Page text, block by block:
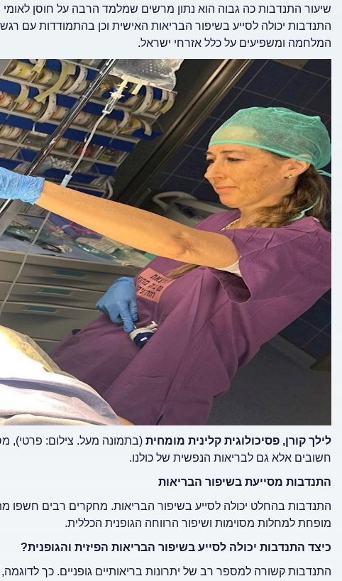
שיעור התנדבות כה גבוה הוא נתון מרשים שמלמד הרבה על חוסן
התנדבות יכולה לסייע בשיפור הבריאות האישית וכן בהתמודדות עם
המלחמה ומשפיעים על כלל אזרחי ישראל.
לילך קורן, פסיכולוגית קלינית מומחית (בתמונה מעל. צילום: פרטי),
חשובים אלא גם לבריאות הנפשית של כולנו.
התנדבות מסייעת בשיפור הבריאות
התנדבות בהחלט יכולה לסייע בשיפור הבריאות. מחקרים רבים חשפו
מופחת למחלות מסוימות ושיפור הרווחה הגופנית הכללית.
כיצד התנדבות יכולה לסייע בשיפור הבריאות הפיזית והגופנית?